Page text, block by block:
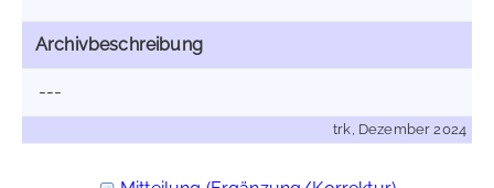
Archivbeschreibung
---
trk, Dezember 2024